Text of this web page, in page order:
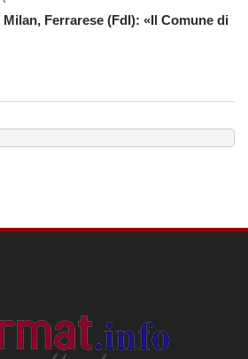
Ferrarese (FdI): «Il Comune di